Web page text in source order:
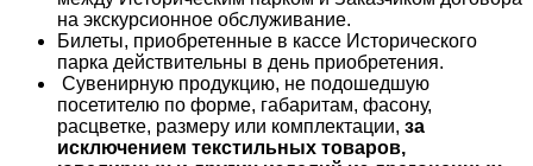
на экскурсионное обслуживание.
Билеты, приобретенные в кассе Исторического
парка действительны в день приобретения.
Сувенирную продукцию, не подошедшую
посетителю по форме, габаритам, фасону,
расцветке, размеру или комплектации, за
исключением текстильных товаров,